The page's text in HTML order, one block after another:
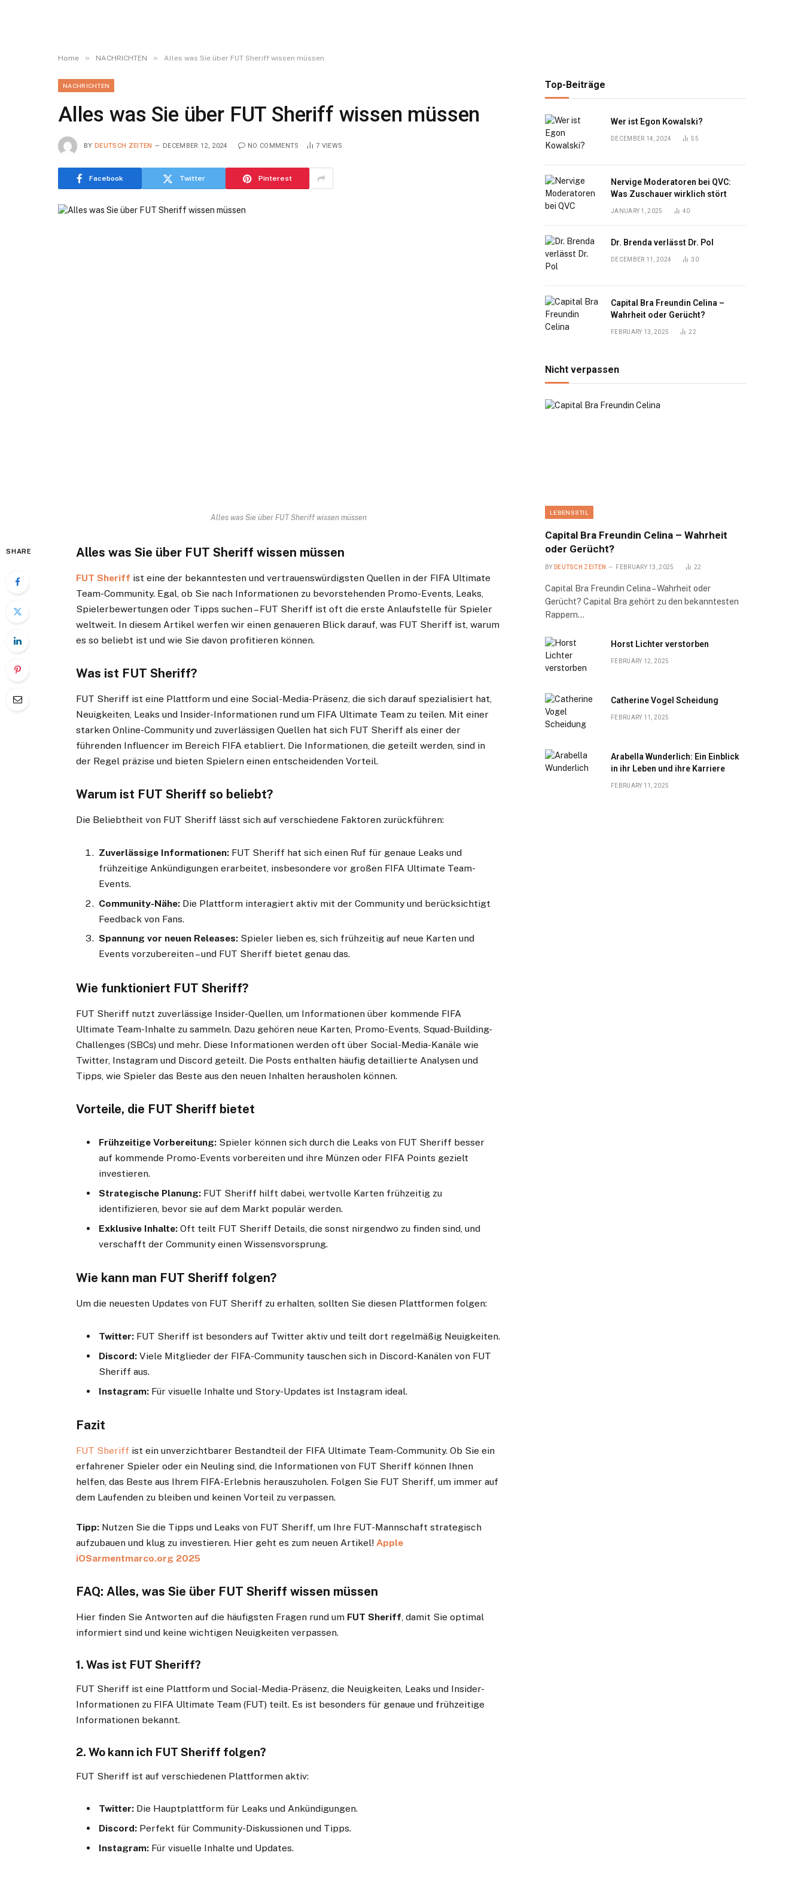
Home » NACHRICHTEN » Alles was Sie über FUT Sheriff wissen müssen
NACHRICHTEN
Alles was Sie über FUT Sheriff wissen müssen
BY DEUTSCH ZEITEN DECEMBER 12, 2024 NO COMMENTS 7 VIEWS
Facebook Twitter Pinterest
Alles was Sie über FUT Sheriff wissen müssen
SHARE Alles was Sie über FUT Sheriff wissen müssen
FUT Sheriff ist eine der bekanntesten und vertrauenswürdigsten Quellen in der FIFA Ultimate
Team-Community. Egal, ob Sie nach Informationen zu bevorstehenden Promo-Events, Leaks,
Spielerbewertungen oder Tipps suchen – FUT Sheriff ist oft die erste Anlaufstelle für Spieler
weltweit. In diesem Artikel werfen wir einen genaueren Blick darauf, was FUT Sheriff ist, warum
es so beliebt ist und wie Sie davon profitieren können.
Was ist FUT Sheriff?
FUT Sheriff ist eine Plattform und eine Social-Media-Präsenz, die sich darauf spezialisiert hat,
Neuigkeiten, Leaks und Insider-Informationen rund um FIFA Ultimate Team zu teilen. Mit einer
starken Online-Community und zuverlässigen Quellen hat sich FUT Sheriff als einer der
führenden Influencer im Bereich FIFA etabliert. Die Informationen, die geteilt werden, sind in
der Regel präzise und bieten Spielern einen entscheidenden Vorteil.
Warum ist FUT Sheriff so beliebt?
Die Beliebtheit von FUT Sheriff lässt sich auf verschiedene Faktoren zurückführen:
Zuverlässige Informationen: FUT Sheriff hat sich einen Ruf für genaue Leaks und
frühzeitige Ankündigungen erarbeitet, insbesondere vor großen FIFA Ultimate Team-
Events.
Community-Nähe: Die Plattform interagiert aktiv mit der Community und berücksichtigt
Feedback von Fans.
Spannung vor neuen Releases: Spieler lieben es, sich frühzeitig auf neue Karten und
Events vorzubereiten – und FUT Sheriff bietet genau das.
Wie funktioniert FUT Sheriff?
FUT Sheriff nutzt zuverlässige Insider-Quellen, um Informationen über kommende FIFA
Ultimate Team-Inhalte zu sammeln. Dazu gehören neue Karten, Promo-Events, Squad-Building-
Challenges (SBCs) und mehr. Diese Informationen werden oft über Social-Media-Kanäle wie
Twitter, Instagram und Discord geteilt. Die Posts enthalten häufig detaillierte Analysen und
Tipps, wie Spieler das Beste aus den neuen Inhalten herausholen können.
Vorteile, die FUT Sheriff bietet
Frühzeitige Vorbereitung: Spieler können sich durch die Leaks von FUT Sheriff besser
auf kommende Promo-Events vorbereiten und ihre Münzen oder FIFA Points gezielt
investieren.
Strategische Planung: FUT Sheriff hilft dabei, wertvolle Karten frühzeitig zu
identifizieren, bevor sie auf dem Markt populär werden.
Exklusive Inhalte: Oft teilt FUT Sheriff Details, die sonst nirgendwo zu finden sind, und
verschafft der Community einen Wissensvorsprung.
Wie kann man FUT Sheriff folgen?
Um die neuesten Updates von FUT Sheriff zu erhalten, sollten Sie diesen Plattformen folgen:
Twitter: FUT Sheriff ist besonders auf Twitter aktiv und teilt dort regelmäßig Neuigkeiten.
Discord: Viele Mitglieder der FIFA-Community tauschen sich in Discord-Kanälen von FUT
Sheriff aus.
Instagram: Für visuelle Inhalte und Story-Updates ist Instagram ideal.
Fazit
FUT Sheriff ist ein unverzichtbarer Bestandteil der FIFA Ultimate Team-Community. Ob Sie ein
erfahrener Spieler oder ein Neuling sind, die Informationen von FUT Sheriff können Ihnen
helfen, das Beste aus Ihrem FIFA-Erlebnis herauszuholen. Folgen Sie FUT Sheriff, um immer auf
dem Laufenden zu bleiben und keinen Vorteil zu verpassen.
Tipp: Nutzen Sie die Tipps und Leaks von FUT Sheriff, um Ihre FUT-Mannschaft strategisch
aufzubauen und klug zu investieren. Hier geht es zum neuen Artikel!Apple
iOSarmentmarco.org 2025
FAQ: Alles, was Sie über FUT Sheriff wissen müssen
Hier finden Sie Antworten auf die häufigsten Fragen rund um FUT Sheriff, damit Sie optimal
informiert sind und keine wichtigen Neuigkeiten verpassen.
1. Was ist FUT Sheriff?
FUT Sheriff ist eine Plattform und Social-Media-Präsenz, die Neuigkeiten, Leaks und Insider-
Informationen zu FIFA Ultimate Team (FUT) teilt. Es ist besonders für genaue und frühzeitige
Informationen bekannt.
2. Wo kann ich FUT Sheriff folgen?
FUT Sheriff ist auf verschiedenen Plattformen aktiv:
Twitter: Die Hauptplattform für Leaks und Ankündigungen.
Discord: Perfekt für Community-Diskussionen und Tipps.
Instagram: Für visuelle Inhalte und Updates.
Top-Beiträge
Wer ist Egon Kowalski?
DECEMBER 14, 2024 55
Nervige Moderatoren bei QVC:
Was Zuschauer wirklich stört
JANUARY 1, 2025 40
Dr. Brenda verlässt Dr. Pol
DECEMBER 11, 2024 30
Capital Bra Freundin Celina –
Wahrheit oder Gerücht?
FEBRUARY 13, 2025 22
Nicht verpassen
LEBENSSTIL
Capital Bra Freundin Celina – Wahrheit
oder Gerücht?
BY DEUTSCH ZEITEN FEBRUARY 13, 2025 22
Capital Bra Freundin Celina – Wahrheit oder
Gerücht? Capital Bra gehört zu den bekanntesten
Rappern…
Horst Lichter verstorben
FEBRUARY 12, 2025
Catherine Vogel Scheidung
FEBRUARY 11, 2025
Arabella Wunderlich: Ein Einblick
in ihr Leben und ihre Karriere
FEBRUARY 11, 2025